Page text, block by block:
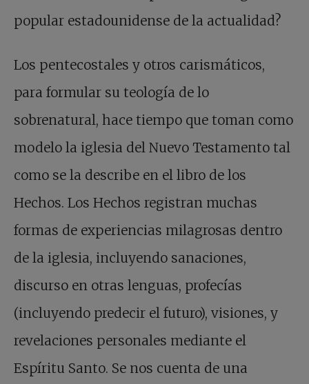
popular estadounidense de la actualidad?
Los pentecostales y otros carismáticos,
para formular su teología de lo
sobrenatural, hace tiempo que toman como
modelo la iglesia del Nuevo Testamento tal
como se la describe en el libro de los
Hechos. Los Hechos registran muchas
formas de experiencias milagrosas dentro
de la iglesia, incluyendo sanaciones,
discurso en otras lenguas, profecías
(incluyendo predecir el futuro), visiones, y
revelaciones personales mediante el
Espíritu Santo. Se nos cuenta de una